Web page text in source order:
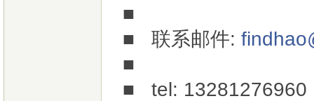
■
■ 联系邮件:
■
■ tel: